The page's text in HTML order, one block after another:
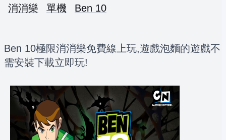
消消樂
單機 Ben 10
Ben 10極限消消樂免費線上玩,遊戲泡麵的遊戲不
需安裝下載立即玩!